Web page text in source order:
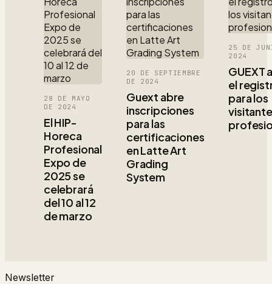
28 DE MAYO
DE 2024
El HIP-
Horeca
Profesional
Expo de
2025 se
celebrará
del 10 al 12
de marzo
20 DE SEPTIEMBRE
DE 2024
Guext abre
inscripciones
para las
certificaciones
en Latte Art
Grading
System
25 DE
2024
GUEXT
el
para los
Newsletter